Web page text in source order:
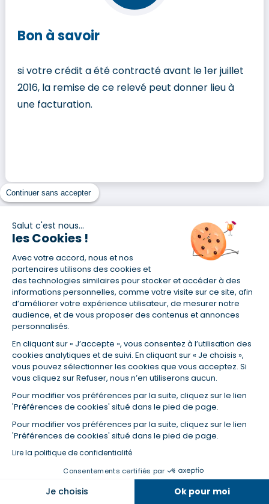
Continuer sans accepter
Salut c'est nous...
les Cookies !
Avec votre accord, nous et nos
partenaires utilisons des cookies et
des technologies similaires pour stocker et accéder à des
informations personnelles, comme votre visite sur ce site, afin
d’améliorer votre expérience utilisateur, de mesurer notre
audience, et de vous proposer des contenus et annonces
personnalisés.
En cliquant sur « J’accepte », vous consentez à l’utilisation des
cookies analytiques et de suivi. En cliquant sur « Je choisis »,
vous pouvez sélectionner les cookies que vous acceptez. Si
vous cliquez sur Refuser, nous n’en utiliserons aucun.
Pour modifier vos préférences par la suite, cliquez sur le lien
'Préférences de cookies' situé dans le pied de page.
Pour modifier vos préférences par la suite, cliquez sur le lien
'Préférences de cookies' situé dans le pied de page.
Lire la politique de confidentialité
Consentements certifiés par
Je choisis Ok pour moi
Bon à savoir
si votre crédit a été contracté avant le 1er juillet
2016, la remise de ce relevé peut donner lieu à
une facturation.
au contrat
Suite à votre demande, la banque vous adressera
avenant au contrat de prêt, qui précise les
nouvelles modalités du crédit après remboursement.
Ce document comprendra notamment :
un nouveau tableau d'amortissement, mis à jour en
fonction du capital remboursé ;
le nouveau montant total des intérêts à payer sur la
durée restante ;
le montant des IRA, si applicable.
Étape 4 : Respectez le délai de réflexion
Conformément au Code de la consommation, vous